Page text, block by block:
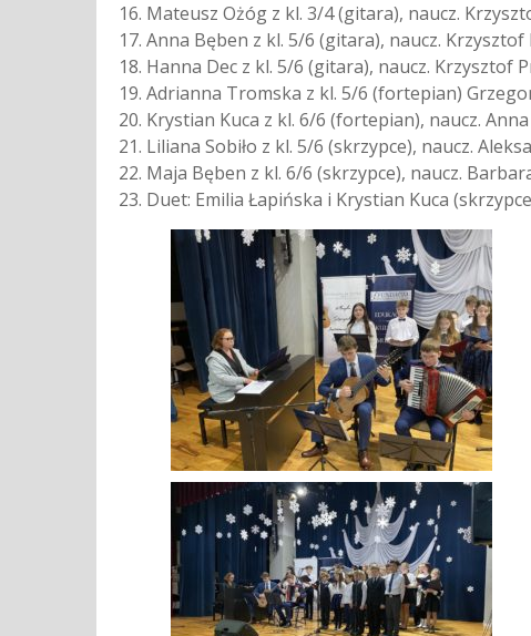
Mateusz Ożóg z kl. 3/4 (gitara), naucz.
Anna Bęben z kl. 5/6 (gitara), naucz.
Hanna Dec z kl. 5/6 (gitara), naucz. Krzysztof
Adrianna Tromska z kl. 5/6 (fortepian)
Krystian Kuca z kl. 6/6 (fortepian), naucz.
Liliana Sobiło z kl. 5/6 (skrzypce), naucz.
Maja Bęben z kl. 6/6 (skrzypce), naucz.
Duet: Emilia Łapińska i Krystian Kuca